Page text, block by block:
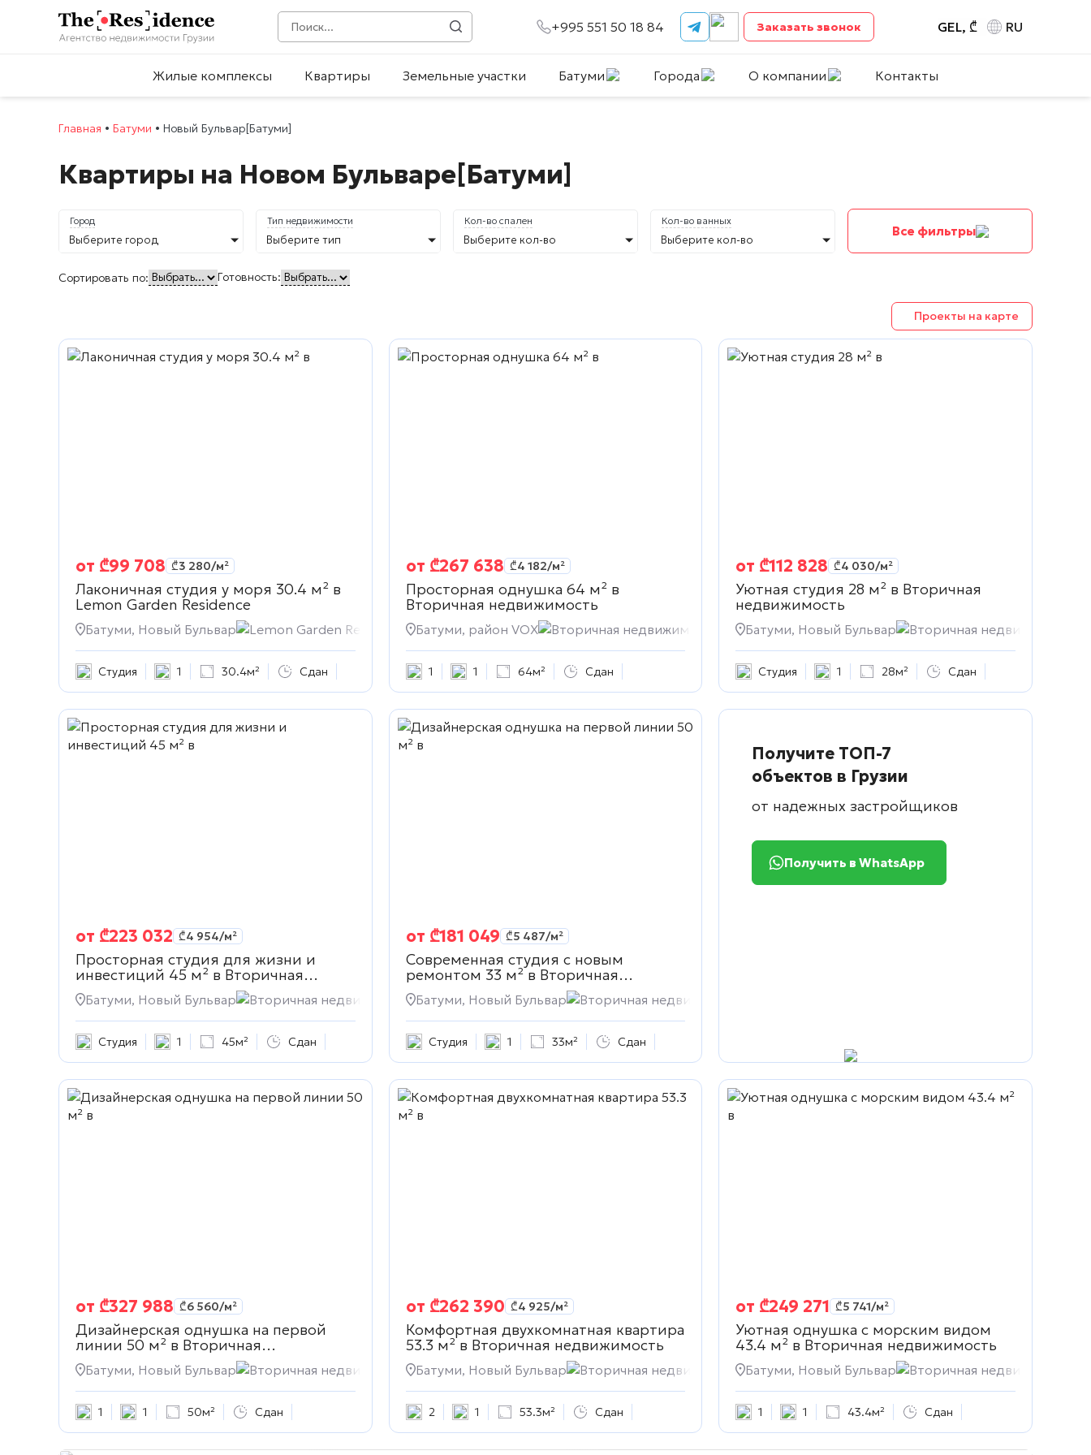
+995 551 50 18 84 Заказать звонок GEL, ₾ RU
Жилые комплексы Квартиры Земельные участки Батуми Города О компании Контакты
Главная • Батуми • Новый Бульвар[Батуми]
Квартиры на Новом Бульваре[Батуми]
Город
Выберите город
Тип недвижимости
Выберите тип
Кол-во спален
Выберите кол-во
Кол-во ванных
Выберите кол-во
Все фильтры
Сортировать по: Готовность:
Проекты на карте
от ₾99 708 ₾3 280/м²
Лаконичная студия у моря 30.4 м² в
Lemon Garden Residence
Батуми, Новый Бульвар Lemon Garden Residence
Студия 1 30.4м² Сдан
от ₾267 638 ₾4 182/м²
Просторная однушка 64 м² в
Вторичная недвижимость
Батуми, район VOX Вторичная недвижимость
1 1 64м² Сдан
от ₾112 828 ₾4 030/м²
Уютная студия 28 м² в Вторичная
недвижимость
Батуми, Новый Бульвар Вторичная недвижимость
Студия 1 28м² Сдан
от ₾223 032 ₾4 954/м²
Просторная студия для жизни и
инвестиций 45 м² в Вторичная
недвижимость
Батуми, Новый Бульвар Вторичная недвижимость
Студия 1 45м² Сдан
от ₾181 049 ₾5 487/м²
Современная студия с новым
ремонтом 33 м² в Вторичная
недвижимость
Батуми, Новый Бульвар Вторичная недвижимость
Студия 1 33м² Сдан
Получите ТОП-7
объектов в Грузии
от надежных застройщиков
Получить в WhatsApp
от ₾327 988 ₾6 560/м²
Дизайнерская однушка на первой
линии 50 м² в Вторичная
недвижимость
Батуми, Новый Бульвар Вторичная недвижимость
1 1 50м² Сдан
от ₾262 390 ₾4 925/м²
Комфортная двухкомнатная квартира
53.3 м² в Вторичная недвижимость
Батуми, Новый Бульвар Вторичная недвижимость
2 1 53.3м² Сдан
от ₾249 271 ₾5 741/м²
Уютная однушка с морским видом
43.4 м² в Вторичная недвижимость
Батуми, Новый Бульвар Вторичная недвижимость
1 1 43.4м² Сдан